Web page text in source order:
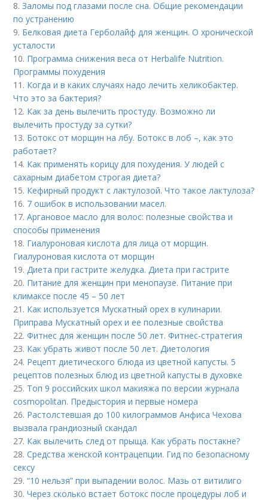
8.Заломы под глазами после сна. Общие рекомендации
по устранению
9. Белковая диета Герболайф для женщин. О хронической
усталости
10. Программа снижения веса от Herbalife Nutrition.
Программы похудения
11. Когда и в каких случаях надо лечить хеликобактер.
Что это за бактерия?
12. Как за день вылечить простуду. Возможно ли
вылечить простуду за сутки?
13. Ботокс от морщин на лбу. Ботокс в лоб –, как это
работает?
14. Как применять корицу для похудения. У людей с
сахарным диабетом строгая диета?
15. Кефирный продукт с лактулозой. Что такое лактулоза?
16. 7 ошибок в использовании масел.
17.Аргановое масло для волос: полезные свойства и
способы применения
18. Гиалуроновая кислота для лица от морщин.
Гиалуроновая кислота от морщин
19.Диета при гастрите желудка. Диета при гастрите
20. Питание для женщин при менопаузе. Питание при
климаксе после 45 – 50 лет
21. Как используется Мускатный орех в кулинарии.
Приправа Мускатный орех и ее полезные свойства
22.Фитнес для женщин после 50 лет. Фитнес-стратегия
23. Как убрать живот после 50 лет. Диетология
24. Рецепт диетического блюда из цветной капусты. 5
рецептов полезных блюд из цветной капусты в духовке
25. Топ 9 российских школ макияжа по версии журнала
cosmopolitan. Предыстория и первые номера
26. Растолстевшая до 100 килограммов Анфиса Чехова
вызвала грандиозный скандал
27. Как вылечить след от прыща. Как убрать постакне?
28.Средства женской контрацепции. Гид по безопасному
сексу
29.“10 нельзя” при выпадении волос. Мазь от витилиго
30.Через сколько встает ботокс после процедуры лоб и